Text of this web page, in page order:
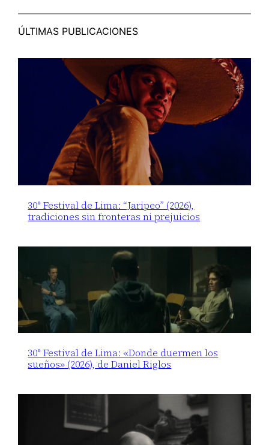
ÚLTIMAS PUBLICACIONES
30° Festival de Lima: “Jaripeo” (2026),
tradiciones sin fronteras ni prejuicios
30° Festival de Lima: «Donde duermen los
sueños» (2026), de Daniel Riglos